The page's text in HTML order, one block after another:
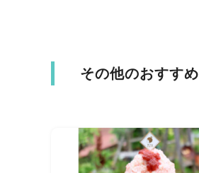
その他のおすすめ